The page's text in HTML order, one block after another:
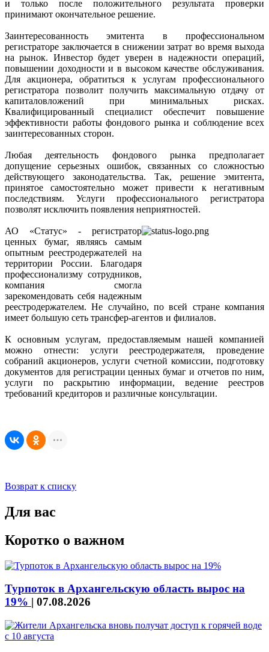
и только после положительного результата проверки
принимают окончательное решение.
Заинтересованность эмитента в профессиональном
регистраторе заключается в снижении затрат во время выхода
на рынок. Инвестор будет уверен в надежности операций,
повышении доходности и в высоком качестве обслуживания.
Для акционера, обратиться к услугам профессионального
регистратора позволит получить максимальную отдачу от
капиталовложений при минимальных рисках.
Квалифицированный специалист обеспечит повышение
эффективности работы фондового рынка и соблюдение всех
заинтересованных сторон.
Любая деятельность фондового рынка предполагает
допущение серьезных ошибок, связанных со сложностью
действующего законодательства. Так, решение эмитента,
принятое самостоятельно может привести к негативным
последствиям. Услуги профессионального регистратора
позволят исключить появления неприятностей.
АО «Статус» - регистратор
ценных бумаг, являясь самым
опытным реестродержателей на
территории России. Благодаря
профессионализму сотрудников,
компания смогла
зарекомендовать себя надежным
реестродержателем. Не случайно, по всей стране компания
имеет большую сеть трансфер-агентов и филиалов.
К основным услугам, предоставляемым нашей компанией
можно отнести: услуги реестродержателя, проведение
собраний акционеров, услуги счетной комиссии, подготовку
документов для регистрации ценных бумаг и отчетов по ним,
услуги по раскрытию информации, ведение реестров
требований кредиторов и различные консультации.
Возврат к списку
Для вас
Коротко о важном
Турпоток в Архангельскую область вырос на
19% | 07.08.2026